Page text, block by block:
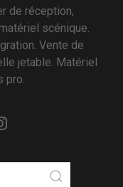
de réception,
scénique.
Vente de
jetable. Matériel
pro.